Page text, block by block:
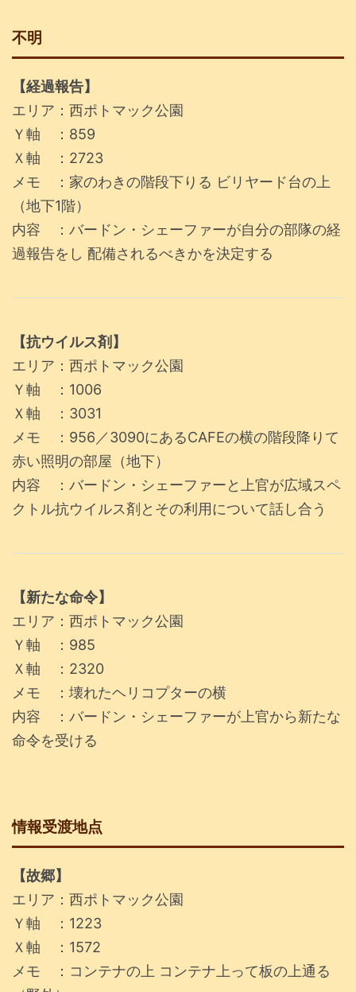
不明
【経過報告】
エリア：西ポトマック公園
Ｙ軸 ：859
Ｘ軸 ：2723
メモ ：家のわきの階段下りる ビリヤード台の上
（地下1階）
内容 ：バードン・シェーファーが自分の部隊の経
過報告をし 配備されるべきかを決定する
【抗ウイルス剤】
エリア：西ポトマック公園
Ｙ軸 ：1006
Ｘ軸 ：3031
メモ ：956／3090にあるCAFEの横の階段降りて
赤い照明の部屋（地下）
内容 ：バードン・シェーファーと上官が広域スペ
クトル抗ウイルス剤とその利用について話し合う
【新たな命令】
エリア：西ポトマック公園
Ｙ軸 ：985
Ｘ軸 ：2320
メモ ：壊れたヘリコプターの横
内容 ：バードン・シェーファーが上官から新たな
命令を受ける
情報受渡地点
【故郷】
エリア：西ポトマック公園
Ｙ軸 ：1223
Ｘ軸 ：1572
メモ ：コンテナの上 コンテナ上って板の上通る